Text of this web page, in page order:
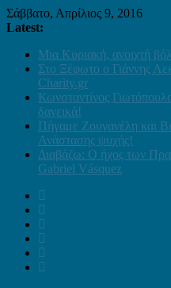
Σάββατο, Απρίλιος 9, 2016
Latest:
Μια Κυριακή, ανοιχτή
Στο Ξέφωτο ο Γιάννης
Charity.gr
Κωνσταντίνος
δανεικά!
Πήγαμε Ζουγανέλη και
Ανάστασης ψυχής!
Διαβάζω: Ο ήχος των
Gabriel Vásquez